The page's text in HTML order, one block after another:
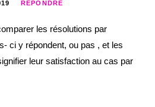
RÉPONDRE
les résolutions par
ci y répondent, ou pas , et les
leur satisfaction au cas par